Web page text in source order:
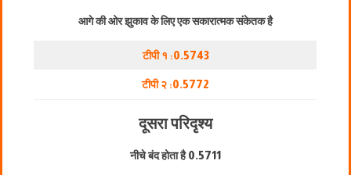
आगे की ओर झुकाव के लिए एक सकारात्मक संकेतक है
टीपी १ :0.5743
टीपी २ :0.5772
दूसरा परिदृश्य
नीचे बंद होता है0.5711